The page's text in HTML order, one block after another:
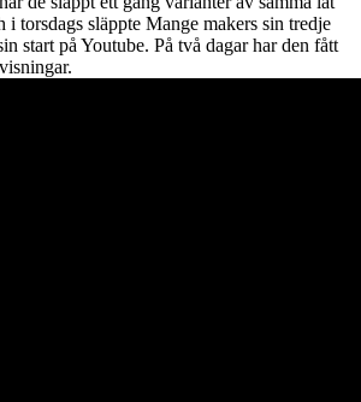
torsdags släppte Mange makers sin tredje
start på Youtube. På två dagar har den fått